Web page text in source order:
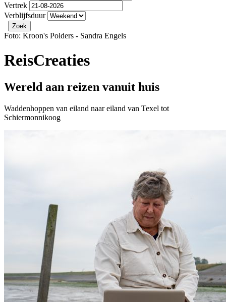
Vertrek
Verblijfsduur
Foto: Kroon's Polders - Sandra Engels
ReisCreaties
Wereld aan reizen vanuit huis
Waddenhoppen van eiland naar eiland van Texel tot
Schiermonnikoog